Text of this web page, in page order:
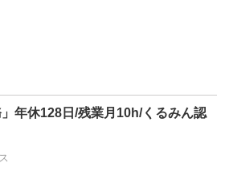
年休128日/残業月10h/くるみん認